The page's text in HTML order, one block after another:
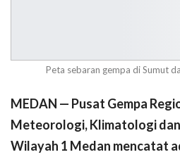
Peta sebaran gempa di Sumut
MEDAN — Pusat Gempa
Meteorologi, Klimatologi
Wilayah 1 Medan mencatat